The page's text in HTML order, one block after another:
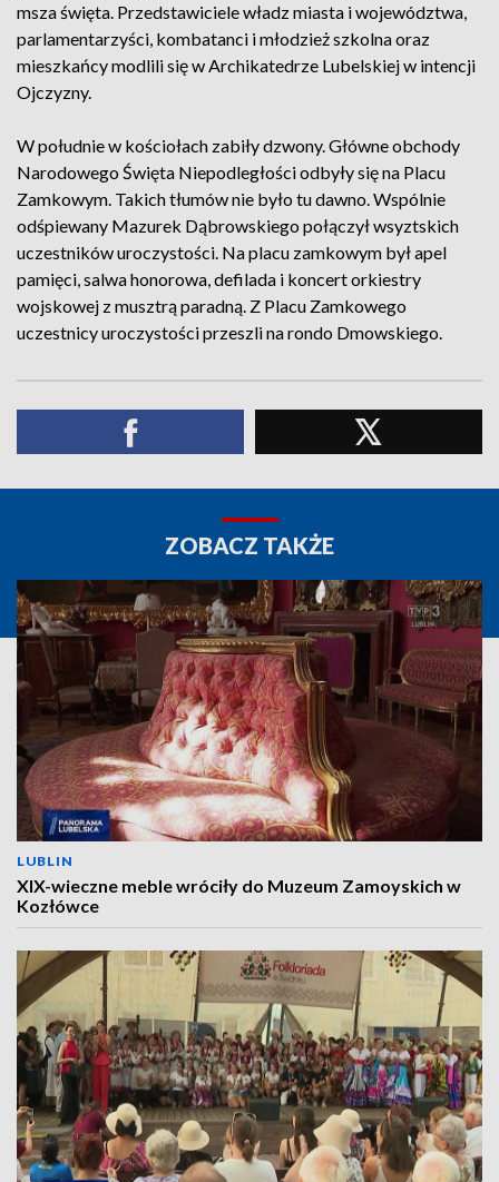
msza święta. Przedstawiciele władz miasta i województwa,
parlamentarzyści, kombatanci i młodzież szkolna oraz
mieszkańcy modlili się w Archikatedrze Lubelskiej w intencji
Ojczyzny.
W południe w kościołach zabiły dzwony. Główne obchody
Narodowego Święta Niepodległości odbyły się na Placu
Zamkowym. Takich tłumów nie było tu dawno. Wspólnie
odśpiewany Mazurek Dąbrowskiego połączył wsyztskich
uczestników uroczystości. Na placu zamkowym był apel
pamięci, salwa honorowa, defilada i koncert orkiestry
wojskowej z musztrą paradną. Z Placu Zamkowego
uczestnicy uroczystości przeszli na rondo Dmowskiego.
ZOBACZ TAKŻE
LUBLIN
XIX-wieczne meble wróciły do Muzeum Zamoyskich w
Kozłówce